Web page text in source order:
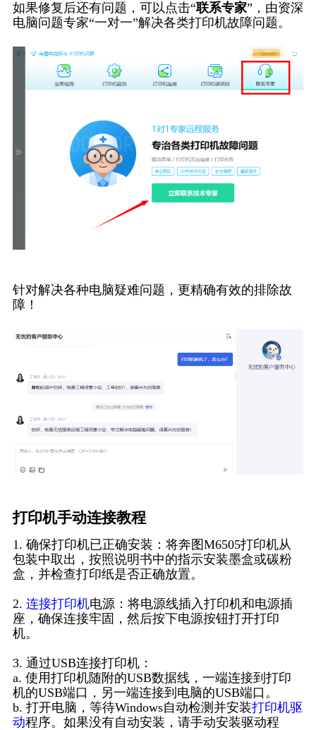
如果修复后还有问题，可以点击“联系专家”，由资深
电脑问题专家“一对一”解决各类打印机故障问题。
针对解决各种电脑疑难问题，更精确有效的排除故
障！
打印机手动连接教程
1. 确保打印机已正确安装：将奔图M6505打印机从
包装中取出，按照说明书中的指示安装墨盒或碳粉
盒，并检查打印纸是否正确放置。
2. 连接打印机电源：将电源线插入打印机和电源插
座，确保连接牢固，然后按下电源按钮打开打印
机。
3. 通过USB连接打印机：
a. 使用打印机随附的USB数据线，一端连接到打印
机的USB端口，另一端连接到电脑的USB端口。
b. 打开电脑，等待Windows自动检测并安装打印机驱
动程序。如果没有自动安装，请手动安装驱动程